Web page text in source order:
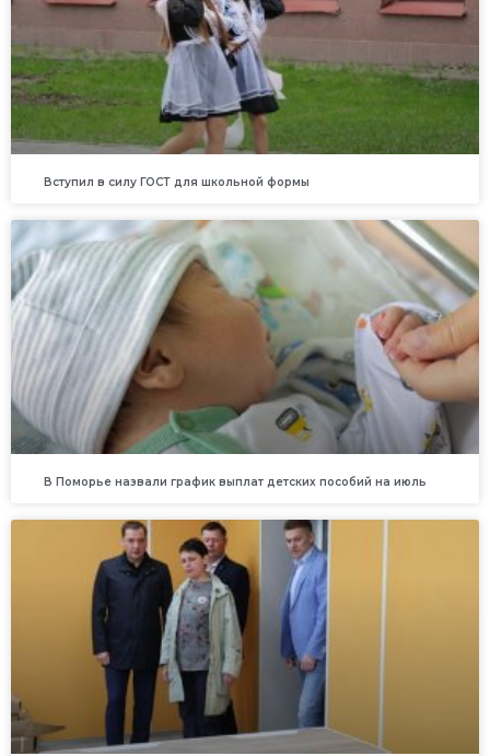
Вступил в силу ГОСТ для школьной формы
В Поморье назвали график выплат детских пособий на июль